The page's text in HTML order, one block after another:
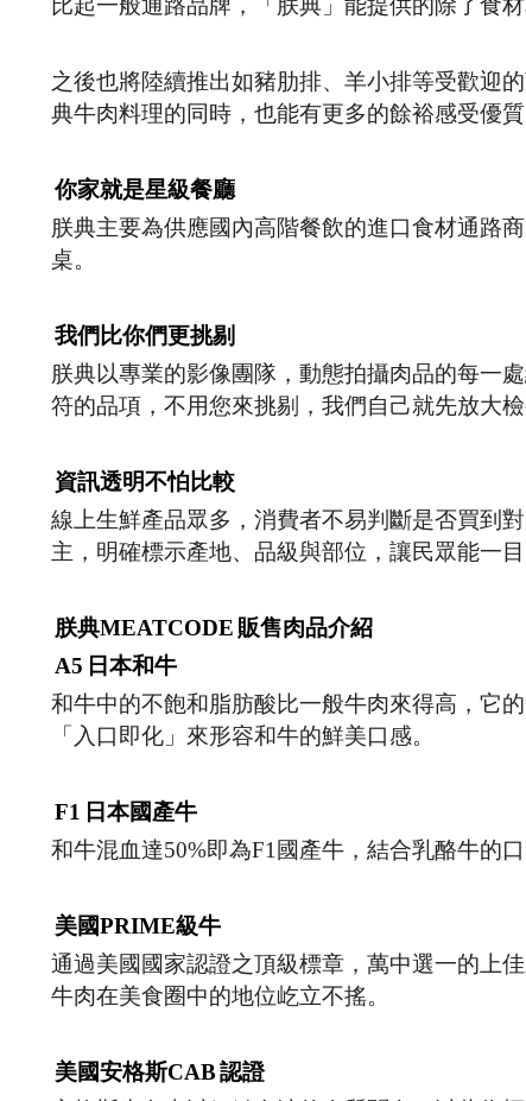
之後也將陸續推出如豬肋排、羊小排等受歡迎
典牛肉料理的同時，也能有更多的餘裕感受優質
你家就是星級餐廳
朕典主要為供應國內高階餐飲的進口食材通路
桌。
我們比你們更挑剔
朕典以專業的影像團隊，動態拍攝肉品的每一
符的品項，不用您來挑剔，我們自己就先放大檢
資訊透明不怕比較
線上生鮮產品眾多，消費者不易判斷是否買到
主，明確標示產地、品級與部位，讓民眾能一目
朕典MEATCODE 販售肉品介紹
A5 日本和牛
和牛中的不飽和脂肪酸比一般牛肉來得高，它
「入口即化」來形容和牛的鮮美口感。
F1 日本國產牛
和牛混血達50%即為F1國產牛，結合乳酪牛的
美國PRIME級牛
通過美國國家認證之頂級標章，萬中選一的上
牛肉在美食圈中的地位屹立不搖。
美國安格斯CAB認證